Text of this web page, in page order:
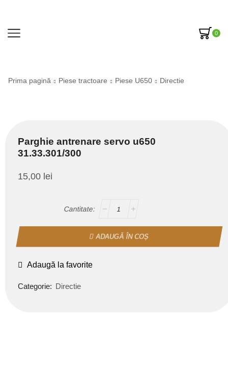
0
Prima pagină Piese tractoare Piese U650 Directie
Parghie antrenare servo u650
31.33.301/300
15,00 lei
ADAUGĂ ÎN COȘ
Adaugă la favorite
Categorie: Directie